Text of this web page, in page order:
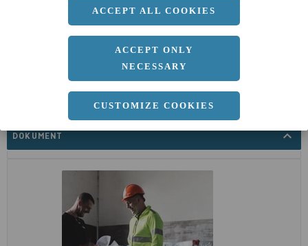
ACCEPT ALL COOKIES
ACCEPT ONLY
NECESSARY
CUSTOMIZE COOKIES
b
15 MM
Längd
DOKUMENT expand_less